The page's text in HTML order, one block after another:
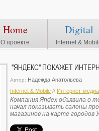
Home
О проекте
Digital
Internet &
"ЯНДЕКС" ПОКАЖЕТ
Автор: Надежда Анатольева
Internet & Mobile // Интернет-медиа
Компания Яndex объявила о
начал показывать салоны
магазинов на карте городов